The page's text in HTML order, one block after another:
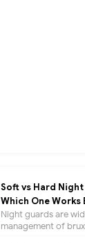
Soft vs Hard
Which One Works
Night guards are
management of